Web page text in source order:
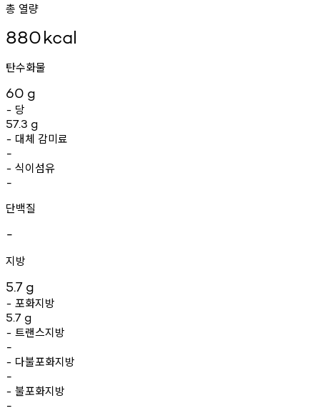
총 열량
880kcal
탄수화물
60 g
- 당
57.3 g
- 대체 감미료
-
- 식이섬유
-
단백질
-
지방
5.7 g
- 포화지방
5.7 g
- 트랜스지방
-
- 다불포화지방
-
- 불포화지방
-